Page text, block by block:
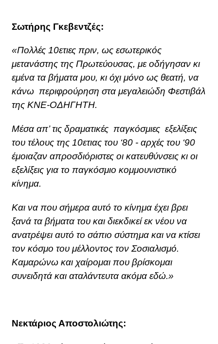
Σωτήρης Γκεβεντζές:
«Πολλές 10ετιες πριν, ως εσωτερικός
μετανάστης της Πρωτεύουσας, με οδήγησαν κι
εμένα τα βήματα μου, κι όχι μόνο ως θεατή, να
κάνω περιφρούρηση στα μεγαλειώδη Φεστιβάλ
της ΚΝΕ-ΟΔΗΓΗΤΗ.
Μέσα απ’ τις δραματικές παγκόσμιες εξελίξεις
του τέλους της 10ετιας του ‘80 - αρχές του ‘90
έμοιαζαν απροσδιόριστες οι κατευθύνσεις κι οι
εξελίξεις για το παγκόσμιο κομμουνιστικό
κίνημα.
Και να που σήμερα αυτό το κίνημα έχει βρει
ξανά τα βήματα του και διεκδικεί εκ νέου να
ανατρέψει αυτό το σάπιο σύστημα και να κτίσει
τον κόσμο του μέλλοντος τον Σοσιαλισμό.
Καμαρώνω και χαίρομαι που βρίσκομαι
συνειδητά και αταλάντευτα ακόμα εδώ.»
Νεκτάριος Αποστολιώτης: